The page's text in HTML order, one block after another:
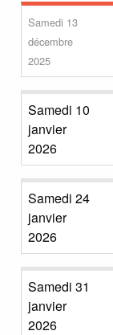
Samedi 13
décembre
2025
Samedi 10
janvier
2026
Samedi 24
janvier
2026
Samedi 31
janvier
2026